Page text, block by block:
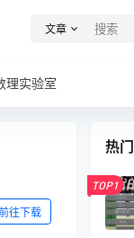
文章
理实验室
往下载
热
TOP1